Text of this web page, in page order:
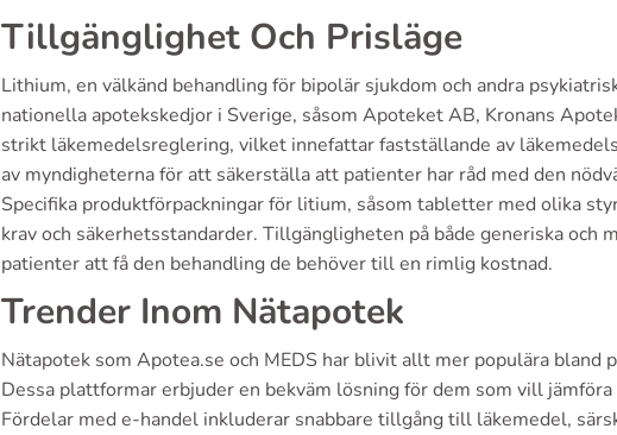
Tillgänglighet Och Prisläge
Lithium, en välkänd behandling för bipolär sjukdom och andra
nationella apotekskedjor i Sverige, såsom Apoteket AB, Kronans
strikt läkemedelsreglering, vilket innefattar fastställande av
av myndigheterna för att säkerställa att patienter har råd med den
Specifika produktförpackningar för litium, såsom tabletter med olika
krav och säkerhetsstandarder. Tillgängligheten på både generiska och
patienter att få den behandling de behöver till en rimlig kostnad.
Trender Inom Nätapotek
Nätapotek som Apotea.se och MEDS har blivit allt mer populära
Dessa plattformar erbjuder en bekväm lösning för dem som vill
Fördelar med e-handel inkluderar snabbare tillgång till läkemedel,